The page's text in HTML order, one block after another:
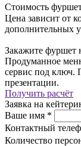
Стоимость
Цена зависит от
дополнительных
Закажите фуршет
Продуманное
сервис под ключ.
презентации.
Получить расчёт
Заявка на
Ваше имя *
Контактный
Количество